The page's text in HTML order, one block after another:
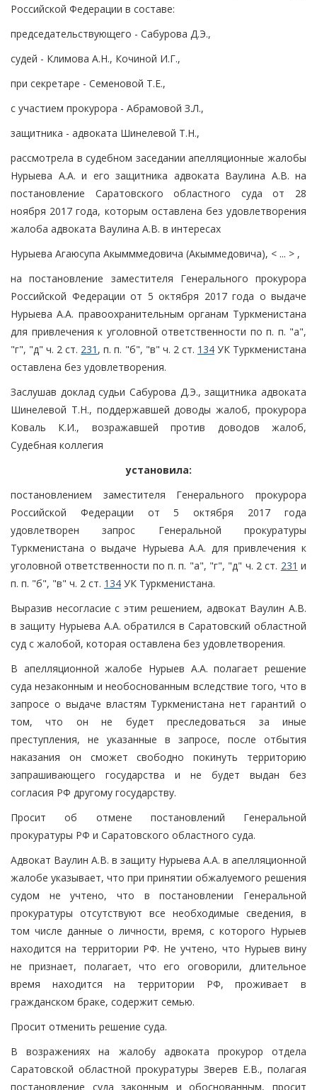
Российской Федерации в составе:
председательствующего - Сабурова Д.Э.,
судей - Климова А.Н., Кочиной И.Г.,
при секретаре - Семеновой Т.Е.,
с участием прокурора - Абрамовой З.Л.,
защитника - адвоката Шинелевой Т.Н.,
рассмотрела в судебном заседании апелляционные жалобы
Нурыева А.А. и его защитника адвоката Ваулина А.В. на
постановление Саратовского областного суда от 28
ноября 2017 года, которым оставлена без удовлетворения
жалоба адвоката Ваулина А.В. в интересах
Нурыева Агаюсупа Акымммедовича (Акыммедовича), < ... > ,
на постановление заместителя Генерального прокурора
Российской Федерации от 5 октября 2017 года о выдаче
Нурыева А.А. правоохранительным органам Туркменистана
для привлечения к уголовной ответственности по п. п. "а",
"г", "д" ч. 2 ст. 231 , п. п. "б", "в" ч. 2 ст. 134УК Туркменистана
оставлена без удовлетворения.
Заслушав доклад судьи Сабурова Д.Э., защитника адвоката
Шинелевой Т.Н., поддержавшей доводы жалоб, прокурора
Коваль К.И., возражавшей против доводов жалоб,
Судебная коллегия
установила:
постановлением заместителя Генерального прокурора
Российской Федерации от 5 октября 2017 года
удовлетворен запрос Генеральной прокуратуры
Туркменистана о выдаче Нурыева А.А. для привлечения к
уголовной ответственности по п. п. "а", "г", "д" ч. 2 ст. 231 и
п. п. "б", "в" ч. 2 ст. 134 УК Туркменистана.
Выразив несогласие с этим решением, адвокат Ваулин А.В.
в защиту Нурыева А.А. обратился в Саратовский областной
суд с жалобой, которая оставлена без удовлетворения.
В апелляционной жалобе Нурыев А.А. полагает решение
суда незаконным и необоснованным вследствие того, что в
запросе о выдаче властям Туркменистана нет гарантий о
том, что он не будет преследоваться за иные
преступления, не указанные в запросе, после отбытия
наказания он сможет свободно покинуть территорию
запрашивающего государства и не будет выдан без
согласия РФ другому государству.
Просит об отмене постановлений Генеральной
прокуратуры РФ и Саратовского областного суда.
Адвокат Ваулин А.В. в защиту Нурыева А.А. в апелляционной
жалобе указывает, что при принятии обжалуемого решения
судом не учтено, что в постановлении Генеральной
прокуратуры отсутствуют все необходимые сведения, в
том числе данные о личности, время, с которого Нурыев
находится на территории РФ. Не учтено, что Нурыев вину
не признает, полагает, что его оговорили, длительное
время находится на территории РФ, проживает в
гражданском браке, содержит семью.
Просит отменить решение суда.
В возражениях на жалобу адвоката прокурор отдела
Саратовской областной прокуратуры Зверев Е.В., полагая
постановление суда законным и обоснованным, просит